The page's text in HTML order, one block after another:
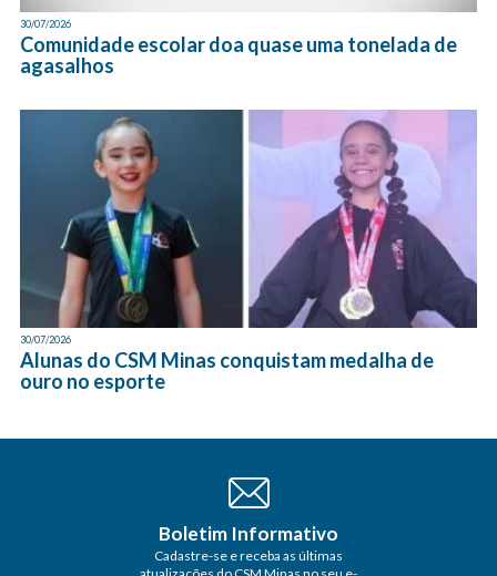
30/07/2026
Comunidade escolar doa quase uma tonelada de
agasalhos
30/07/2026
Alunas do CSM Minas conquistam medalha de
ouro no esporte
Boletim Informativo
Cadastre-se e receba as últimas